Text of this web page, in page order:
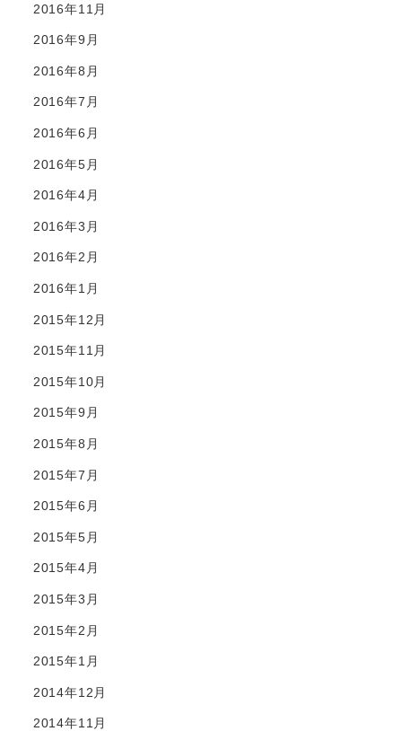
2016年11月
2016年9月
2016年8月
2016年7月
2016年6月
2016年5月
2016年4月
2016年3月
2016年2月
2016年1月
2015年12月
2015年11月
2015年10月
2015年9月
2015年8月
2015年7月
2015年6月
2015年5月
2015年4月
2015年3月
2015年2月
2015年1月
2014年12月
2014年11月